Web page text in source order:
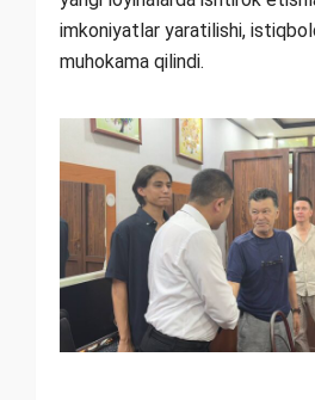
imkoniyatlar yaratilishi,
muhokama qilindi.